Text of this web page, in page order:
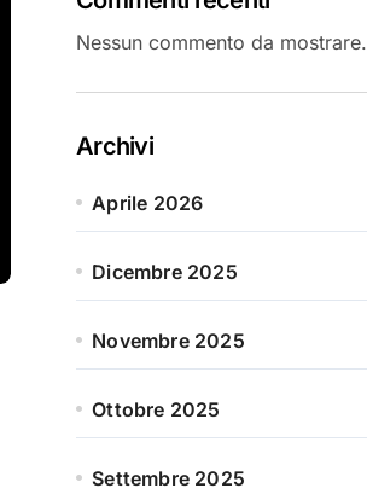
Nessun commento da mostrare.
Archivi
Aprile 2026
Dicembre 2025
Novembre 2025
Ottobre 2025
Settembre 2025